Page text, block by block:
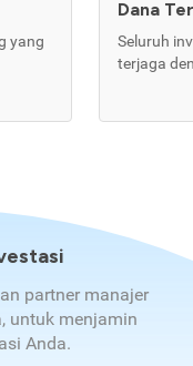
yang
Dana
Seluruh
terjaga
partner manajer
untuk menjamin
Anda.